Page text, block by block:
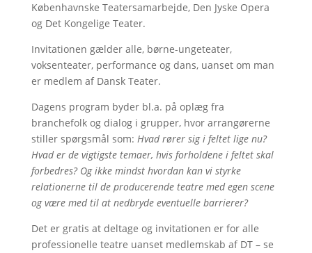
Københavnske Teatersamarbejde, Den Jyske Opera
og Det Kongelige Teater.
Invitationen gælder alle, børne-ungeteater,
voksenteater, performance og dans, uanset om man
er medlem af Dansk Teater.
Dagens program byder bl.a. på oplæg fra
branchefolk og dialog i grupper, hvor arrangørerne
stiller spørgsmål som: Hvad rører sig i feltet lige nu?
Hvad er de vigtigste temaer, hvis forholdene i feltet skal
forbedres? Og ikke mindst hvordan kan vi styrke
relationerne til de producerende teatre med egen scene
og være med til at nedbryde eventuelle barrierer?
Det er gratis at deltage og invitationen er for alle
professionelle teatre uanset medlemskab af DT – se